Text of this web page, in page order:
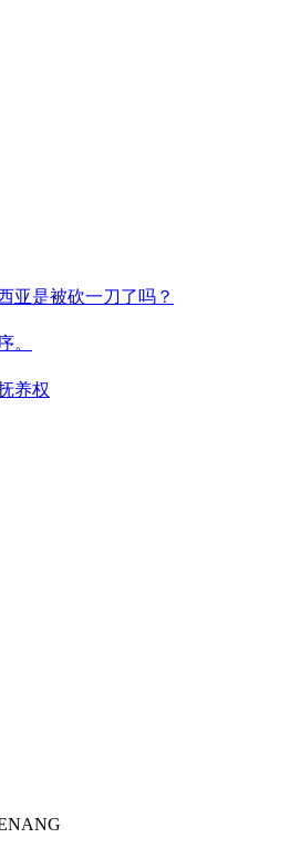
亚是被砍一刀了吗？
。
养权